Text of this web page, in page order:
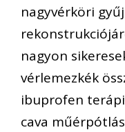
nagyvérköri
nagyon
vérlemezkék
ibuprofen
cava